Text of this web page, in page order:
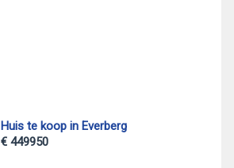
Huis te koop in Everberg
€ 449950